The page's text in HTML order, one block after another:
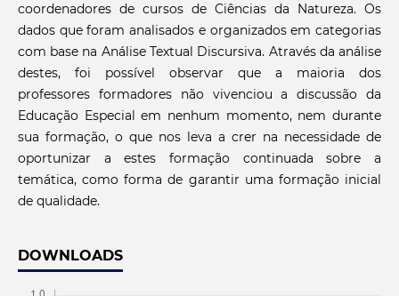
coordenadores de cursos de Ciências da Natureza. Os
dados que foram analisados e organizados em categorias
com base na Análise Textual Discursiva. Através da análise
destes, foi possível observar que a maioria dos
professores formadores não vivenciou a discussão da
Educação Especial em nenhum momento, nem durante
sua formação, o que nos leva a crer na necessidade de
oportunizar a estes formação continuada sobre a
temática, como forma de garantir uma formação inicial
de qualidade.
DOWNLOADS